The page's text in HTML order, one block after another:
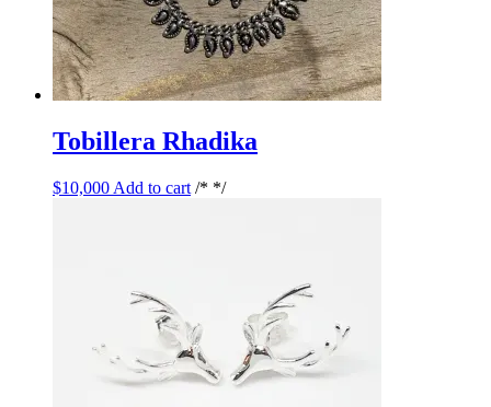
Tobillera Rhadika
$10,000 Add to cart /* */